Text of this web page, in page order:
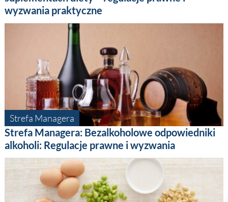
wyzwania praktyczne
Strefa Managera
Strefa Managera: Bezalkoholowe odpowiedniki
alkoholi: Regulacje prawne i wyzwania